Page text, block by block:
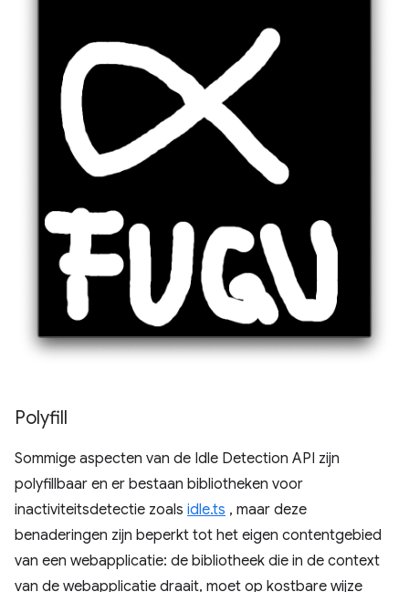
Polyfill
Sommige aspecten van de Idle Detection API zijn
polyfillbaar en er bestaan ​​bibliotheken voor
inactiviteitsdetectie zoals idle.ts , maar deze
benaderingen zijn beperkt tot het eigen contentgebied
van een webapplicatie: de bibliotheek die in de context
van de webapplicatie draait, moet op kostbare wijze